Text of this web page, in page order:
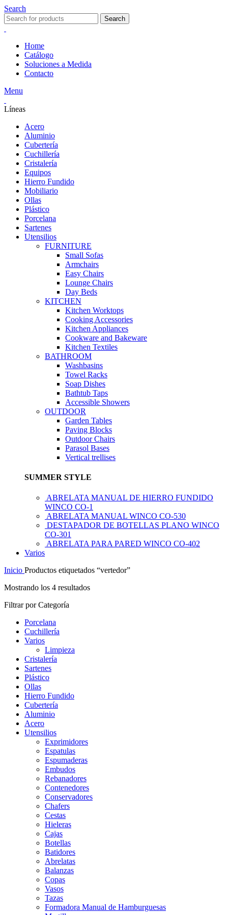
Search
Search
Home
Catálogo
Soluciones a Medida
Contacto
Menu
Líneas
Acero
Aluminio
Cubertería
Cuchillería
Cristalería
Equipos
Hierro Fundido
Mobiliario
Ollas
Plástico
Porcelana
Sartenes
Utensilios
FURNITURE
Small Sofas
Armchairs
Easy Chairs
Lounge Chairs
Day Beds
KITCHEN
Kitchen Worktops
Cooking Accessories
Kitchen Appliances
Cookware and Bakeware
Kitchen Textiles
BATHROOM
Washbasins
Towel Racks
Soap Dishes
Bathtub Taps
Accessible Showers
OUTDOOR
Garden Tables
Paving Blocks
Outdoor Chairs
Parasol Bases
Vertical trellises
SUMMER STYLE
ABRELATA MANUAL DE HIERRO FUNDIDO
WINCO CO-1
ABRELATA MANUAL WINCO CO-530
DESTAPADOR DE BOTELLAS PLANO WINCO
CO-301
ABRELATA PARA PARED WINCO CO-402
Varios
Inicio Productos etiquetados “vertedor”
Mostrando los 4 resultados
Filtrar por Categoría
Porcelana
Cuchillería
Varios
Limpieza
Cristalería
Sartenes
Plástico
Ollas
Hierro Fundido
Cubertería
Aluminio
Acero
Utensilios
Exprimidores
Espatulas
Espumaderas
Embudos
Rebanadores
Contenedores
Conservadores
Chafers
Cestas
Hieleras
Cajas
Botellas
Batidores
Abrelatas
Balanzas
Copas
Vasos
Tazas
Formadora Manual de Hamburguesas